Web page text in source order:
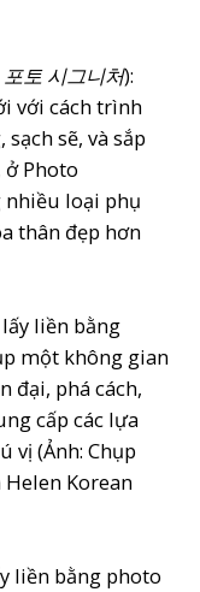
포토 시그니처):
với cách trình
sẽ, và sắp
ở Photo
nhiều loại phụ
thân đẹp hơn
liền bằng photo